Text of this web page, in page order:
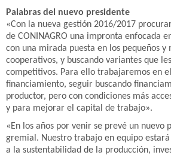
Palabras del nuevo presidente
«Con la nueva gestión 2016/2017
de CONINAGRO una impronta enfocada
con una mirada puesta en los pequeños y
cooperativos, y buscando variantes que
competitivos. Para ello trabajaremos en
financiamiento, seguir buscando
productor, pero con condiciones más
y para mejorar el capital de trabajo».
«En los años por venir se prevé un nuevo
gremial. Nuestro trabajo en equipo
a la sustentabilidad de la producción,